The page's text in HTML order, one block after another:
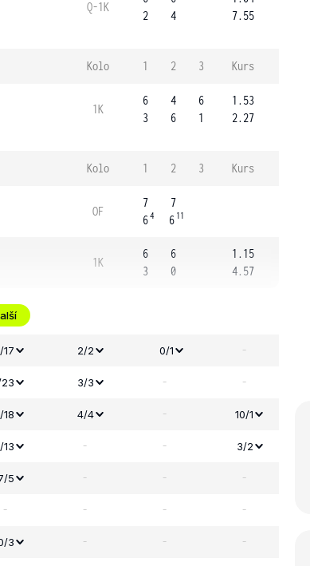
Q-1K
2
4
7.55
Kolo 1 2 3 Kurs
1K
6
3
4
6
6
1
1.53
2.27
Kolo 1 2 3 Kurs
OF
7
64
7
6 11
1K
6
3
6
0
1.15
4.57
17 2/2 0/1 -
3/3 - -
18 4/4 - 10/1
13 - - 3/2
5 - - -
- - - -
3 - - -